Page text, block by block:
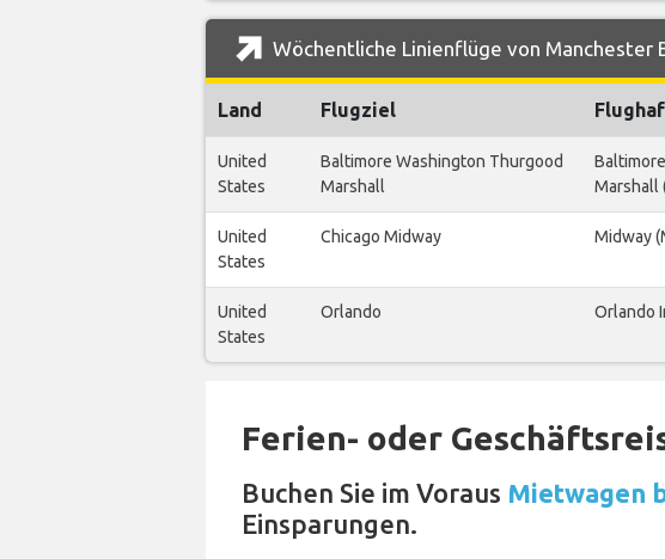
Wöchentliche Linienflüge von Manchester
Land Flugziel
United
States
Baltimore Washington Thurgood
Marshall
Marshall
United
States
Chicago Midway Midway
United
States
Orlando Orlando
Ferien- oder
Buchen Sie im Voraus Mietwagen
Einsparungen.